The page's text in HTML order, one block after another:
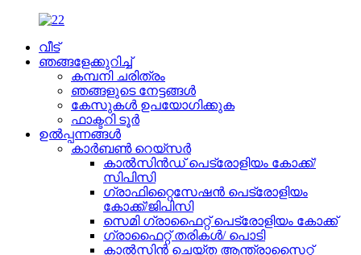
വീട്
ഞങ്ങളേക്കുറിച്ച്
കമ്പനി ചരിത്രം
ഞങ്ങളുടെ നേട്ടങ്ങൾ
കേസുകൾ ഉപയോഗിക്കുക
ഫാക്ടറി ടൂർ
ഉൽപ്പന്നങ്ങൾ
കാർബൺ റെയ്‌സർ
കാൽസിൻഡ് പെട്രോളിയം കോക്ക്/
സിപിസി
ഗ്രാഫിറ്റൈസേഷൻ പെട്രോളിയം
കോക്ക്/ജിപിസി
സെമി ഗ്രാഫൈറ്റ് പെട്രോളിയം കോക്ക്
ഗ്രാഫൈറ്റ് തരികൾ/ പൊടി
കാൽസിൻ ചെയ്ത ആന്ത്രാസൈറ്റ്